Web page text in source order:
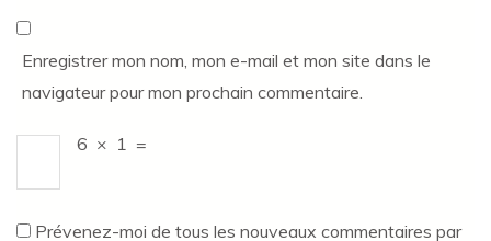
Enregistrer mon nom, mon e-mail et mon site dans le
navigateur pour mon prochain commentaire.
6 × 1 =
Prévenez-moi de tous les nouveaux commentaires par